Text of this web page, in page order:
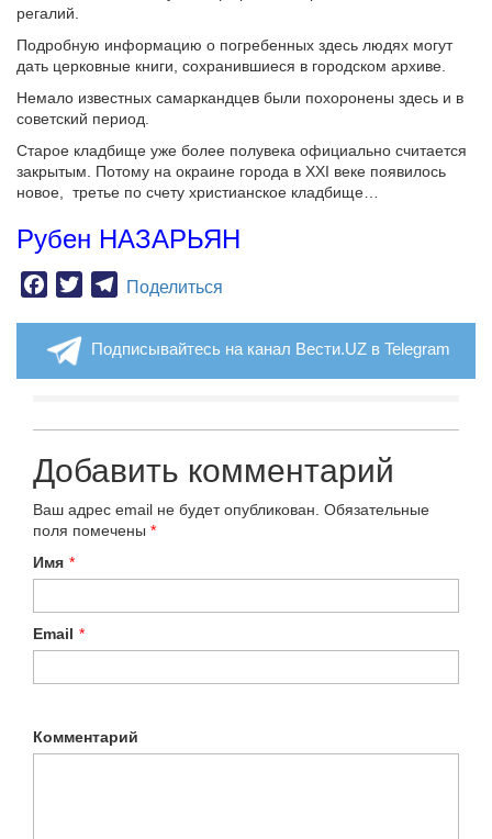
регалий.
Подробную информацию о погребенных здесь людях могут
дать церковные книги, сохранившиеся в городском архиве.
Немало известных самаркандцев были похоронены здесь и в
советский период.
Старое кладбище уже более полувека официально считается
закрытым. Потому на окраине города в XXI веке появилось
новое, третье по счету христианское кладбище…
Рубен НАЗАРЬЯН
Facebook
TwitterTelegram
Поделиться
Подписывайтесь на канал Вести.UZ в Telegram
Добавить комментарий
Ваш адрес email не будет опубликован. Обязательные
поля помечены *
Имя *
Email *
Комментарий